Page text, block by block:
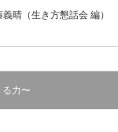
晴（生き方懇話会 編）
力〜